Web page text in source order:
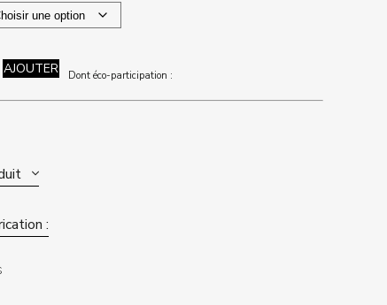
AJOUTER Dont éco-participation :
: